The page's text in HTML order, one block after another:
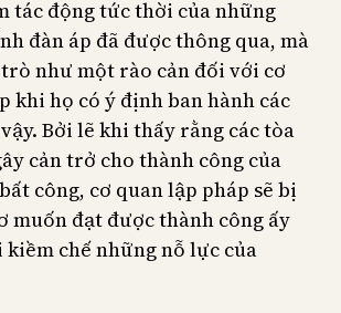
tác động tức thời của những
đàn áp đã được thông qua, mà
như một rào cản đối với cơ
khi họ có ý định ban hành các
Bởi lẽ khi thấy rằng các tòa
cản trở cho thành công của
công, cơ quan lập pháp sẽ bị
muốn đạt được thành công ấy
kiềm chế những nỗ lực của